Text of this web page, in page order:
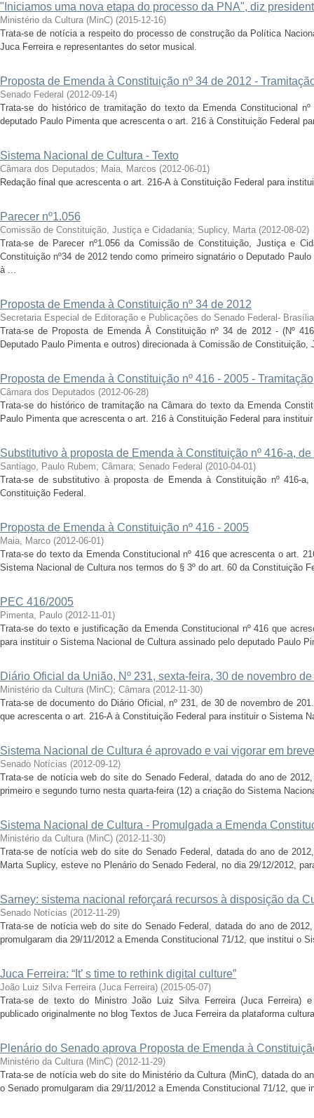
"Iniciamos uma nova etapa do processo da PNA", diz
Ministério da Cultura (MinC) (2015-12-16)
Trata-se de notícia a respeito do processo de construção da Política
Juca Ferreira e representantes do setor musical.
Proposta de Emenda à Constituição nº 34 de 2012 -
Senado Federal (2012-09-14)
Trata-se do histórico de tramitação do texto da Emenda Constitucional
deputado Paulo Pimenta que acrescenta o art. 216 à Constituição Federal
Sistema Nacional de Cultura - Texto
Câmara dos Deputados; Maia, Marcos (2012-06-01)
Redação final que acrescenta o art. 216-A à Constituição Federal para
Parecer nº1.056
Comissão de Constituição, Justiça e Cidadania; Suplicy, Marta (2012-08-02)
Trata-se de Parecer nº1.056 da Comissão de Constituição, Justiça e
Constituição nº34 de 2012 tendo como primeiro signatário o Deputado
à ...
Proposta de Emenda à Constituição nº 34 de 2012
Secretaria Especial de Editoração e Publicações do Senado Federal- Brasília
Trata-se de Proposta de Emenda À Constituição nº 34 de 2012 - (Nº
Deputado Paulo Pimenta e outros) direcionada à Comissão de Constituição,
Proposta de Emenda à Constituição nº 416 - 2005 - Tramitação
Câmara dos Deputados (2012-06-28)
Trata-se do histórico de tramitação na Câmara do texto da Emenda
Paulo Pimenta que acrescenta o art. 216 à Constituição Federal para
Substitutivo à proposta de Emenda à Constituição nº 416-a, de
Santiago, Paulo Rubem; Câmara; Senado Federal (2010-04-01)
Trata-se de substitutivo à proposta de Emenda à Constituição nº 416-
Constituição Federal.
Proposta de Emenda à Constituição nº 416 - 2005
Maia, Marco (2012-06-01)
Trata-se do texto da Emenda Constitucional nº 416 que acrescenta o art.
Sistema Nacional de Cultura nos termos do § 3º do art. 60 da Constituição
PEC 416/2005
Pimenta, Paulo (2012-11-01)
Trata-se do texto e justificação da Emenda Constitucional nº 416 que
para instituir o Sistema Nacional de Cultura assinado pelo deputado Paulo
Diário Oficial da União, Nº 231, sexta-feira, 30 de novembro
Ministério da Cultura (MinC); Câmara (2012-11-30)
Trata-se de documento do Diário Oficial, nº 231, de 30 de novembro de
que acrescenta o art. 216-A à Constituição Federal para instituir o Sistema
Sistema Nacional de Cultura é aprovado e vai vigorar em breve
Senado Notícias (2012-09-12)
Trata-se de notícia web do site do Senado Federal, datada do ano de
primeiro e segundo turno nesta quarta-feira (12) a criação do Sistema
Sistema Nacional de Cultura - Promulgada a Emenda
Ministério da Cultura (MinC) (2012-11-30)
Trata-se de notícia web do site do Senado Federal, datada do ano de
Marta Suplicy, esteve no Plenário do Senado Federal, no dia 29/12/2012,
Sarney: sistema nacional reforçará recursos à disposição da
Senado Notícias (2012-11-29)
Trata-se de notícia web do site do Senado Federal, datada do ano de
promulgaram dia 29/11/2012 a Emenda Constitucional 71/12, que institui o
Juca Ferreira: “It’ s time to rethink digital culture”
João Luiz Silva Ferreira (Juca Ferreira) (2015-05-07)
Trata-se de texto do Ministro João Luiz Silva Ferreira (Juca Ferreira)
publicado originalmente no blog Textos de Juca Ferreira da plataforma
Plenário do Senado aprova Proposta de Emenda à
Ministério da Cultura (MinC) (2012-11-29)
Trata-se de notícia web do site do Ministério da Cultura (MinC), datada do
o Senado promulgaram dia 29/11/2012 a Emenda Constitucional 71/12, que